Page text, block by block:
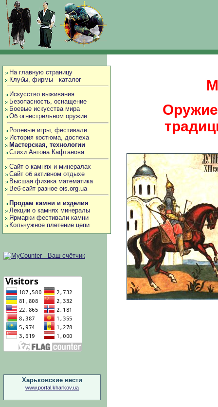
На главную страницу
Клубы, фирмы - каталог
Искусство выживания
Безопасность, оснащение
Боевые искусства мира
Об огнестрельном оружии
Ролевые игры, фестивали
История костюма, доспеха
Мастерская, технологии
Стихи Антона Кафтанова
Сайт о камнях и минералах
Сайт об активном отдыхе
Высшая физика математика
Веб-сайт разное ois.org.ua
Продам камни и изделия
Лекции о камнях минералы
Ярмарки фестивали камни
Кольчужное плетение цепи
Оружие
Харьковские вести
www.portal.kharkov.ua